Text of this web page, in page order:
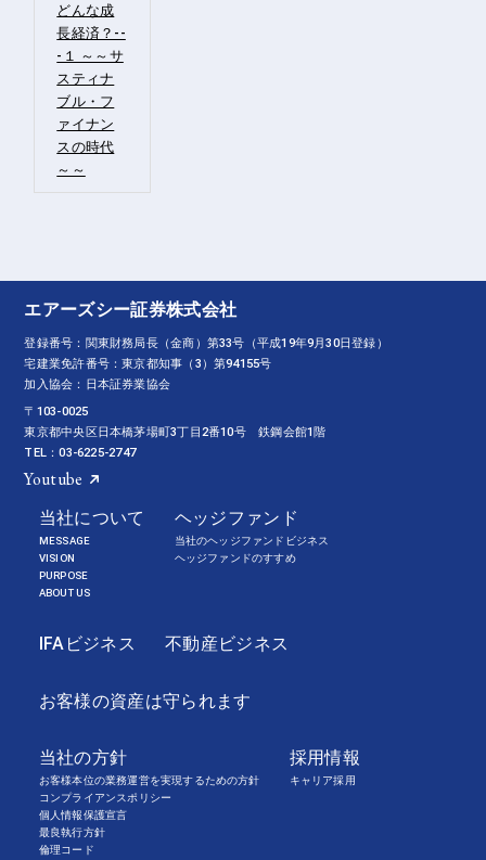
どんな成
長経済？--
-１ ～～サ
スティナ
ブル・フ
ァイナン
スの時代
～～
エアーズシー証券株式会社
登録番号：関東財務局長（金商）第33号（平成19年9月30日登録）
宅建業免許番号：東京都知事（3）第94155号
加入協会：日本証券業協会
〒103-0025
東京都中央区日本橋茅場町3丁目2番10号 鉄鋼会館1階
TEL：03-6225-2747
Youtube
当社について
MESSAGE
VISION
PURPOSE
ABOUT US
ヘッジファンド
当社のヘッジファンドビジネス
ヘッジファンドのすすめ
IFAビジネス 不動産ビジネス
お客様の資産は守られます
当社の方針
お客様本位の業務運営を実現するための方針
コンプライアンスポリシー
個人情報保護宣言
最良執行方針
倫理コード
採用情報
キャリア採用